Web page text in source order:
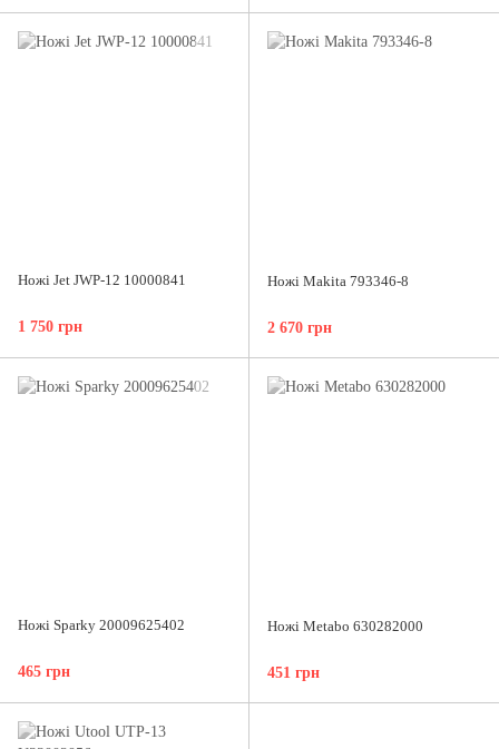
Ножі Jet JWP-12 10000841
1 750 грн
Ножі Makita 793346-8
2 670 грн
Ножі Sparky 20009625402
465 грн
Ножі Metabo 630282000
451 грн